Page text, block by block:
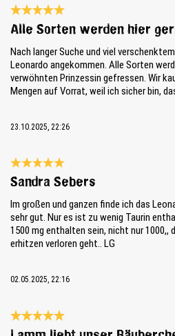
Bewertung mit 5 von 5 Sternen
Alle Sorten werden hier
Nach langer Suche und viel
Leonardo angekommen. Alle Sorten
verwöhnten Prinzessin gefressen. Wir
Mengen auf Vorrat, weil ich sicher bin,
23.10.2025, 22:26
Bewertung mit 5 von 5 Sternen
Sandra Sebers
Im großen und ganzen finde ich das
sehr gut. Nur es ist zu wenig Taurin
1500 mg enthalten sein, nicht nur 1000,,
erhitzen verloren geht.. LG
02.05.2025, 22:16
Bewertung mit 5 von 5 Sternen